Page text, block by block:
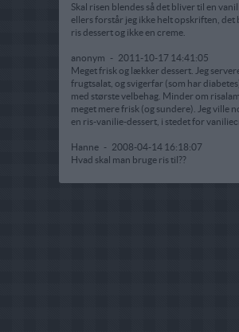
Skal risen blendes så det bliver til en
ellers forstår jeg ikke helt opskriften, det
ris dessert og ikke en creme.
anonym - 2011-10-17 14:41:05
Meget frisk og lækker dessert. Jeg
frugtsalat, og svigerfar (som har
med største velbehag. Minder om
meget mere frisk (og sundere). Jeg ville
en ris-vanilie-dessert, i stedet for
Hanne - 2008-04-14 16:18:07
Hvad skal man bruge ris til??